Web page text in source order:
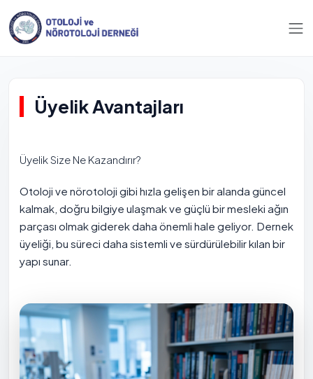
Üyelik Avantajları
Üyelik Size Ne Kazandırır?
Otoloji ve nörotoloji gibi hızla gelişen bir alanda güncel
kalmak, doğru bilgiye ulaşmak ve güçlü bir mesleki ağın
parçası olmak giderek daha önemli hale geliyor. Dernek
üyeliği, bu süreci daha sistemli ve sürdürülebilir kılan bir
yapı sunar.